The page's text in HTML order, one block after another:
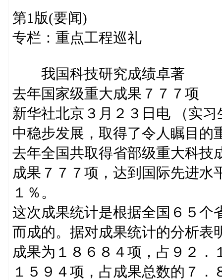
第1版(要闻)
专栏：重点工程巡礼
我国科技研究成绩卓著
去年国家级重大成果７７７项
新华社北京３月２３日电 （实
中稳步发展，取得了令人瞩目的
去年全国共取得省部级重大科技
成果７７７项，达到国际先进水
１％。
这次成果统计是根据全国６５个
而成的。据对成果统计的分析表
成果为１８６８４项，占９２．
１５９４项，占成果总数的７．